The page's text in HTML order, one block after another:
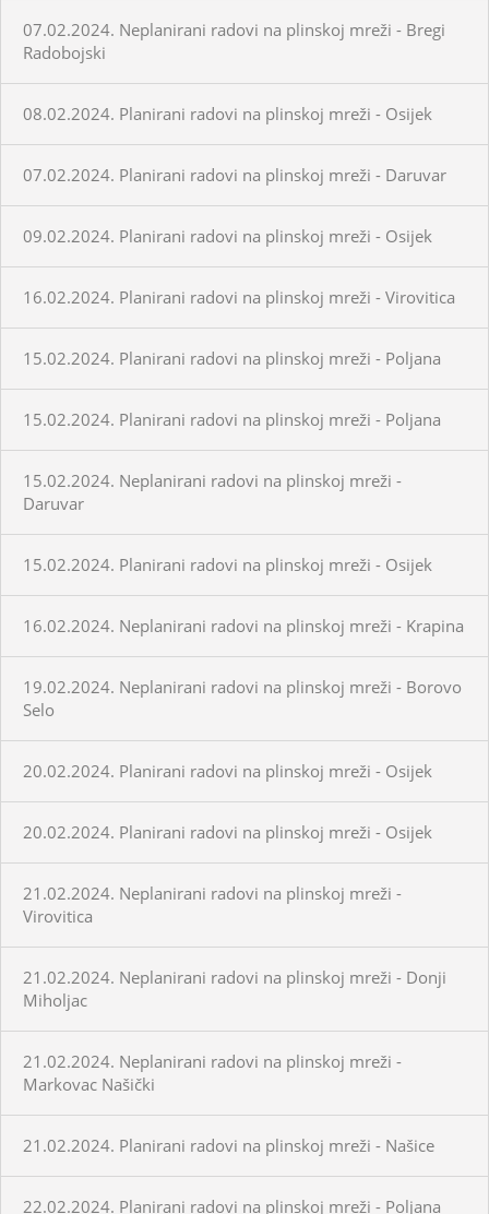
07.02.2024. Neplanirani radovi na plinskoj mreži - Bregi
Radobojski
08.02.2024. Planirani radovi na plinskoj mreži - Osijek
07.02.2024. Planirani radovi na plinskoj mreži - Daruvar
09.02.2024. Planirani radovi na plinskoj mreži - Osijek
16.02.2024. Planirani radovi na plinskoj mreži - Virovitica
15.02.2024. Planirani radovi na plinskoj mreži - Poljana
15.02.2024. Planirani radovi na plinskoj mreži - Poljana
15.02.2024. Neplanirani radovi na plinskoj mreži -
Daruvar
15.02.2024. Planirani radovi na plinskoj mreži - Osijek
16.02.2024. Neplanirani radovi na plinskoj mreži - Krapina
19.02.2024. Neplanirani radovi na plinskoj mreži - Borovo
Selo
20.02.2024. Planirani radovi na plinskoj mreži - Osijek
20.02.2024. Planirani radovi na plinskoj mreži - Osijek
21.02.2024. Neplanirani radovi na plinskoj mreži -
Virovitica
21.02.2024. Neplanirani radovi na plinskoj mreži - Donji
Miholjac
21.02.2024. Neplanirani radovi na plinskoj mreži -
Markovac Našički
21.02.2024. Planirani radovi na plinskoj mreži - Našice
22.02.2024. Planirani radovi na plinskoj mreži - Poljana